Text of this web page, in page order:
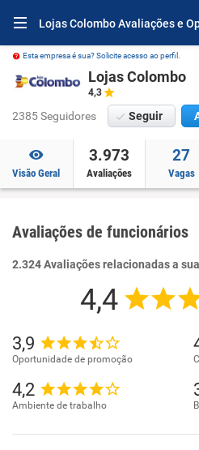
Lojas Colombo Avaliações e
Esta empresa é sua? Solicite acesso ao perfil.
Lojas Colombo
4,3
2385 Seguidores Seguir
Visão Geral
3.973
Avaliações
27
Vagas
Avaliações de funcionários
2.324 Avaliações relacionadas a
4,4
3,9
Oportunidade de promoção
4,2
Ambiente de trabalho